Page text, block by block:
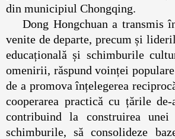
din municipiul Chongqing.
Dong Hongchuan a transmis
venite de departe, precum și
educațională și schimburile
omenirii, răspund voinței
de a promova înțelegerea
cooperarea practică cu țările
contribuind la construirea unei
schimburile, să consolideze